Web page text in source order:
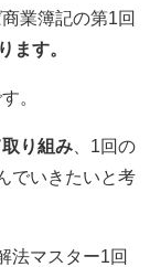
業簿記の第1回
ます。
。
り組み 、1回の
でいきたいと考
法マスター1回